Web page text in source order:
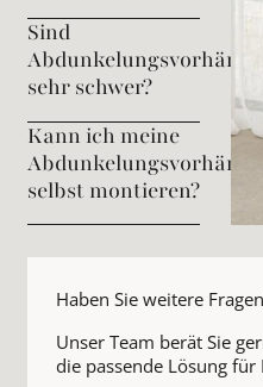
Sind
Abdunkelungsvorhänge
sehr schwer?
Kann ich meine
Abdunkelungsvorhänge
selbst montieren?
Haben Sie weitere
Unser Team berät Sie
die passende Lösung für